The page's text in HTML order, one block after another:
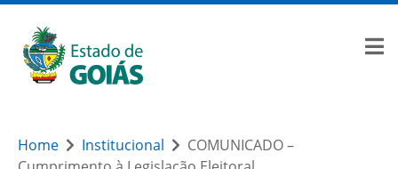
Home Institucional
COMUNICADO –